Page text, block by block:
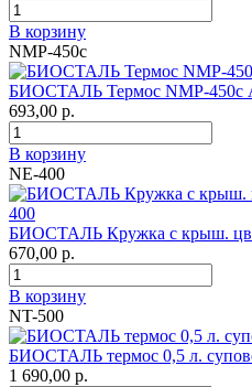
В корзину
NMP-450c
БИОСТАЛЬ Термос NMP-
693,00 р.
В корзину
NE-400
БИОСТАЛЬ Кружка с крыш. цв.
670,00 р.
В корзину
NT-500
БИОСТАЛЬ термос 0,5 л.
1 690,00 р.